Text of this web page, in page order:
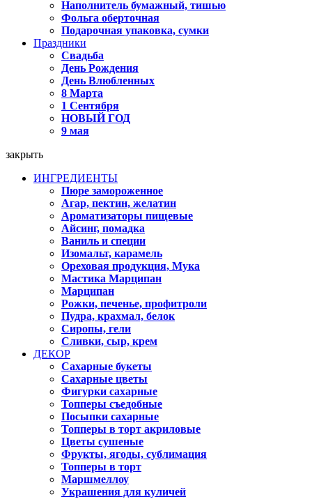
Наполнитель бумажный, тишью
Фольга оберточная
Подарочная упаковка, сумки
Праздники
Свадьба
День Рождения
День Влюбленных
8 Марта
1 Сентября
НОВЫЙ ГОД
9 мая
закрыть
ИНГРЕДИЕНТЫ
Пюре замороженное
Агар, пектин, желатин
Ароматизаторы пищевые
Айсинг, помадка
Ваниль и специи
Изомальт, карамель
Ореховая продукция, Мука
Мастика Марципан
Марципан
Рожки, печенье, профитроли
Пудра, крахмал, белок
Сиропы, гели
Сливки, сыр, крем
ДЕКОР
Сахарные букеты
Сахарные цветы
Фигурки сахарные
Топперы съедобные
Посыпки сахарные
Топперы в торт акриловые
Цветы сушеные
Фрукты, ягоды, сублимация
Топперы в торт
Маршмеллоу
Украшения для куличей